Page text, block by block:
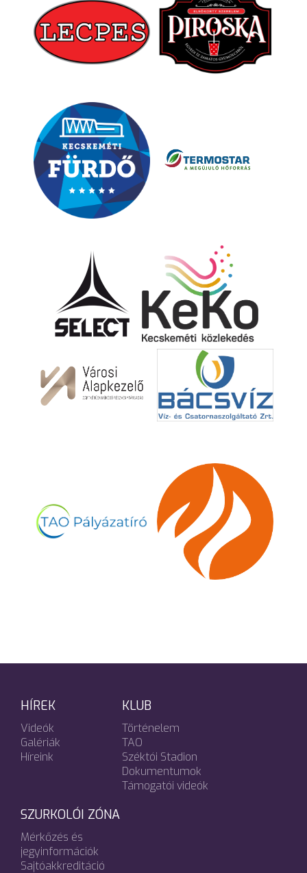
HÍREK
Videók
Galériák
Híreink
KLUB
Történelem
TAO
Széktói Stadion
Dokumentumok
Támogatói videók
SZURKOLÓI ZÓNA
Mérkőzés és
jegyinformációk
Sajtóakkreditáció